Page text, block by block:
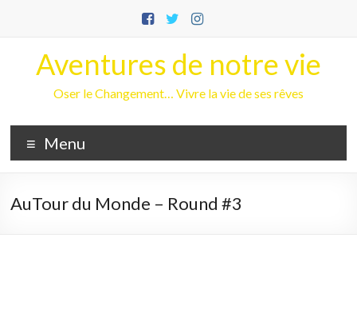
Aventures de notre vie
Oser le Changement… Vivre la vie de ses rêves
Menu
AuTour du Monde – Round #3